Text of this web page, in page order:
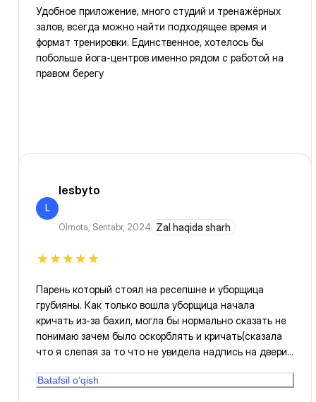
Удобное приложение, много студий и тренажёрных
залов, всегда можно найти подходящее время и
формат тренировки. Единственное, хотелось бы
побольше йога-центров именно рядом с работой на
правом берегу
L
lesbyto
Olmota, Sentabr, 2024 Zal haqida sharh
Парень который стоял на ресепшне и уборщица
грубияны. Как только вошла уборщица начала
кричать из-за бахил, могла бы нормально сказать не
понимаю зачем было оскорблять и кричать(сказала
что я слепая за то что не увидела надпись на двери),
важным лицом, ждала пока он прекратит общение и
Batafsil o‘qish